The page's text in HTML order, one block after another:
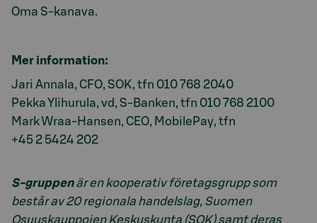
Oma S-kanava.
Mer information:
Jari Annala, CFO, SOK, tfn 010 768 2040
Pekka Ylihurula, vd, S-Banken, tfn 010 768 2100
Mark Wraa-Hansen, CEO, MobilePay, tfn
+45 2 5424 202
S-gruppenär en kooperativ företagsgrupp som
består av 20 regionala handelslag, Suomen
Osuuskauppojen Keskuskunta (SOK) samt deras